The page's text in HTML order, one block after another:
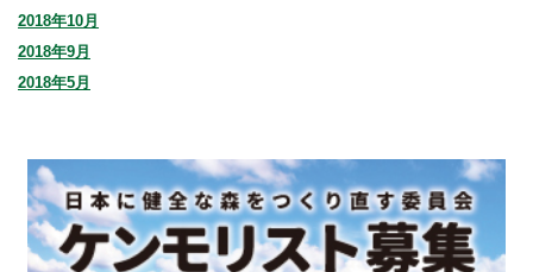
2018年10月
2018年9月
2018年5月